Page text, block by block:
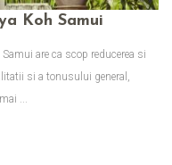
Koh Samui
are ca scop reducerea si
si a tonusului general,
...